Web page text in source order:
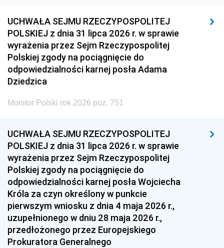
UCHWAŁA SEJMU RZECZYPOSPOLITEJ
POLSKIEJ z dnia 31 lipca 2026 r. w sprawie
wyrażenia przez Sejm Rzeczypospolitej
Polskiej zgody na pociągnięcie do
odpowiedzialności karnej posła Adama
Dziedzica
Monitor Polski rok 2026 poz. 751
UCHWAŁA SEJMU RZECZYPOSPOLITEJ
POLSKIEJ z dnia 31 lipca 2026 r. w sprawie
wyrażenia przez Sejm Rzeczypospolitej
Polskiej zgody na pociągnięcie do
odpowiedzialności karnej posła Wojciecha
Króla za czyn określony w punkcie
pierwszym wniosku z dnia 4 maja 2026 r.,
uzupełnionego w dniu 28 maja 2026 r.,
przedłożonego przez Europejskiego
Prokuratora Generalnego